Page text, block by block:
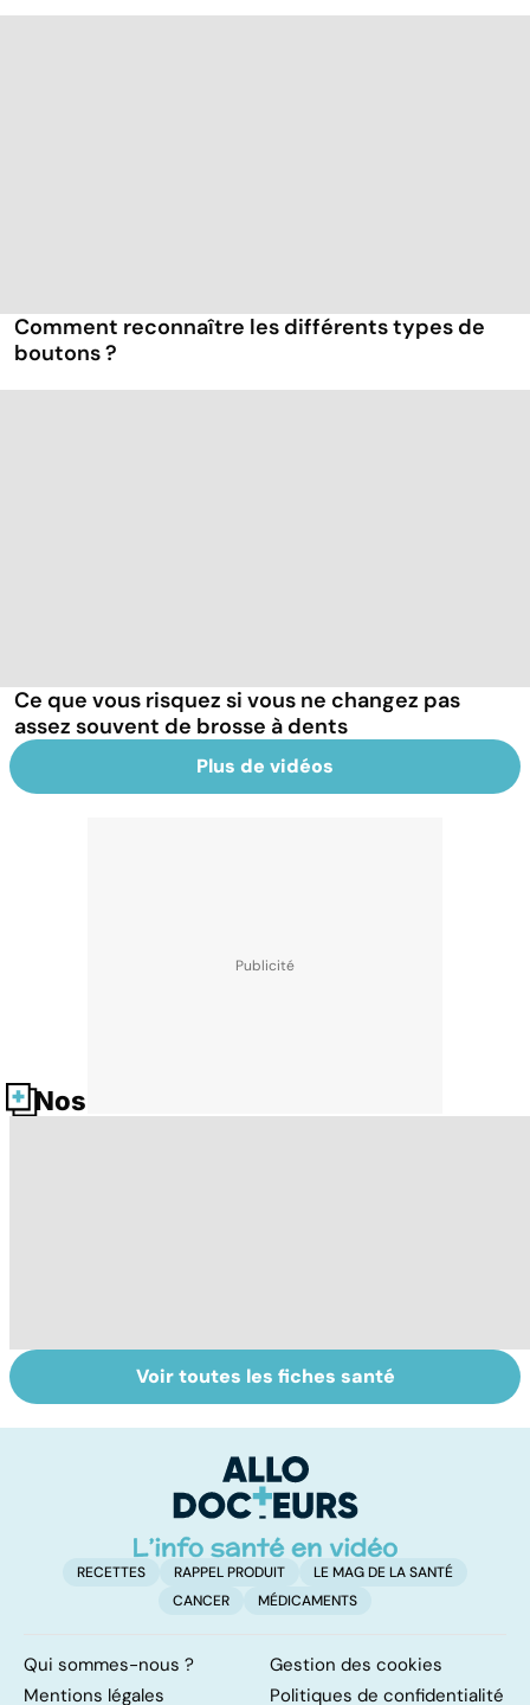
Comment reconnaître les différents types de
boutons ?
Ce que vous risquez si vous ne changez pas
assez souvent de brosse à dents
Plus de vidéos
Nos fiches santé
Tout savoir sur le
vitiligo
La tuberculose
pulmonaire
Voir toutes les fiches santé
RECETTES RAPPEL PRODUIT
LE MAG DE LA SANTÉ
CANCER
MÉDICAMENTS
Qui sommes-nous ?
Gestion des cookies
Mentions légales
Politiques de confidentialité